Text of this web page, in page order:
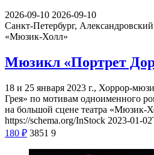
2026-09-10 2026-09-10
Санкт-Петербург,
«Мюзик-Холл»
Мюзикл «Портрет
18 и 25 января 2023 г., Хоррор-
Грея» по мотивам одноименного
на большой сцене театра «Мюзик-
https://schema.org/InStock 2023-01-
180 ₽ 3851 9